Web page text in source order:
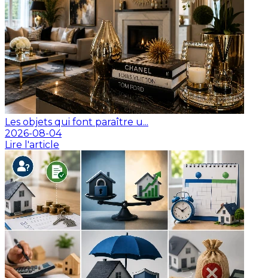
Les objets qui font paraître u...
2026-08-04
Lire l'article